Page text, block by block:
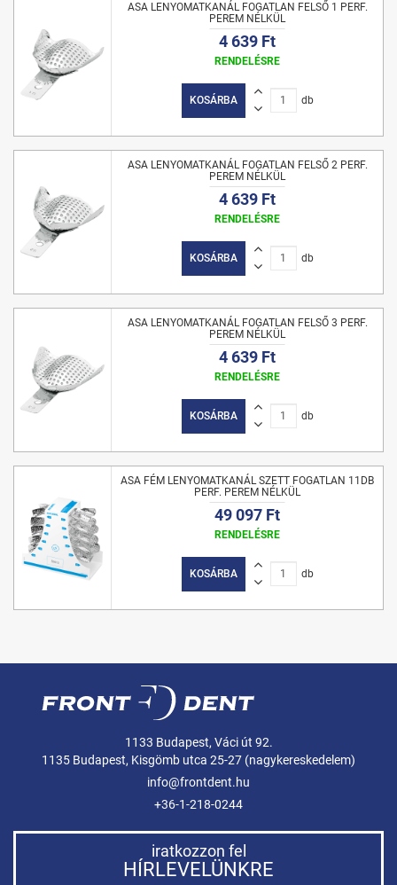
ASA LENYOMATKANÁL FOGATLAN FELSŐ 1 PERF.
PEREM NÉLKÜL
4 639 Ft
RENDELÉSRE
KOSÁRBA db
ASA LENYOMATKANÁL FOGATLAN FELSŐ 2 PERF.
PEREM NÉLKÜL
4 639 Ft
RENDELÉSRE
KOSÁRBA db
ASA LENYOMATKANÁL FOGATLAN FELSŐ 3 PERF.
PEREM NÉLKÜL
4 639 Ft
RENDELÉSRE
KOSÁRBA db
ASA FÉM LENYOMATKANÁL SZETT FOGATLAN 11DB
PERF. PEREM NÉLKÜL
49 097 Ft
RENDELÉSRE
KOSÁRBA db
1133 Budapest, Váci út 92.
1135 Budapest, Kisgömb utca 25-27 (nagykereskedelem)
info@frontdent.hu
+36-1-218-0244
iratkozzon fel
HÍRLEVELÜNKRE